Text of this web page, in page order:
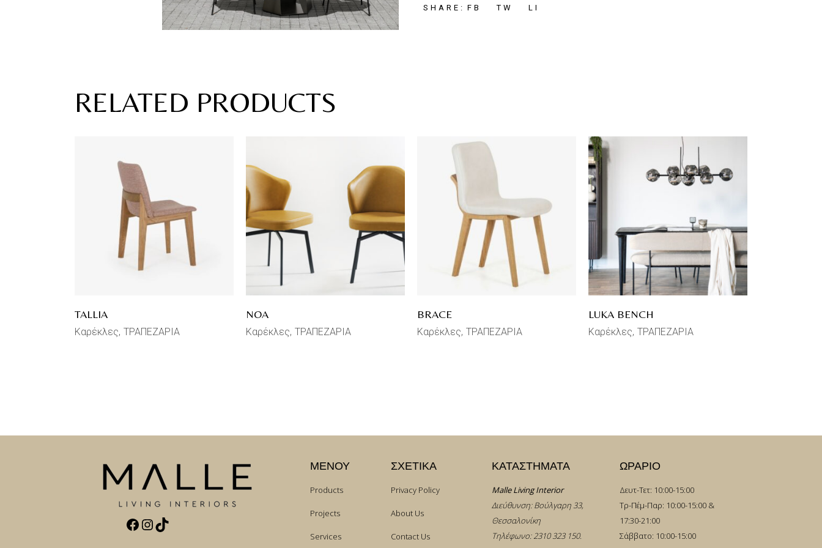
SHARE: FB TW LI
RELATED PRODUCTS
TALLIA
Καρέκλες ΤΡΑΠΕΖΑΡΙΑ
NOA
Καρέκλες ΤΡΑΠΕΖΑΡΙΑ
BRACE
Καρέκλες ΤΡΑΠΕΖΑΡΙΑ
LUKA BENCH
Καρέκλες ΤΡΑΠΕΖΑΡΙΑ
Facebook
Instagram
TikTok
ΜΕΝΟΥ
Products
Projects
Services
ΣΧΕΤΙΚΑ
Privacy Policy
About Us
Contact Us
ΚΑΤΑΣΤΗΜΑΤΑ
Malle Living Interior
Διεύθυνση: Βούλγαρη 33,
Θεσσαλονίκη
Τηλέφωνο:2310 323 150.
ΩΡΑΡΙΟ
Δευτ-Τετ: 10:00-15:00
Τρ-Πέμ-Παρ: 10:00-15:00 &
17:30-21:00
Σάββατο: 10:00-15:00